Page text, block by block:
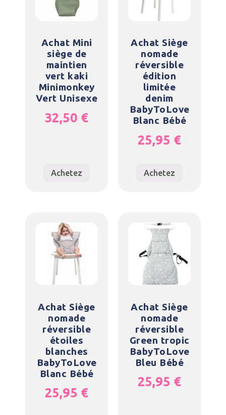
Achat Mini
siège de
maintien
vert kaki
Minimonkey
Vert Unisexe
32,50 €
Achetez
Achat Siège
nomade
réversible
édition
limitée
denim
BabyToLove
Blanc Bébé
25,95 €
Achetez
Achat Siège
nomade
réversible
étoiles
blanches
BabyToLove
Blanc Bébé
25,95 €
Achat Siège
nomade
réversible
Green tropic
BabyToLove
Bleu Bébé
25,95 €